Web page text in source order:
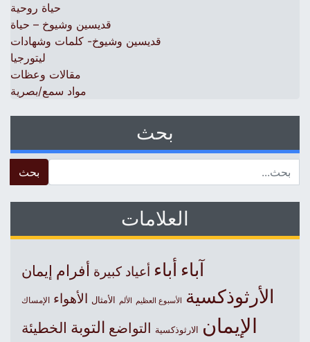
حياة روحية
قديسين وشيوخ – حياة
قديسين وشيوخ- كلمات وشهادات
ليتورجيا
مقالات وعظات
مواد سمع/بصرية
بحث
العلامات
آباءأباء أعياد كبيرة أفرام إيمان
الأرثوذكسية الأسبوع العظيم الألم الأمثال الأهواء الإمساك
الإيمان الارثوذكسية التواضع التوبة الخطيئة